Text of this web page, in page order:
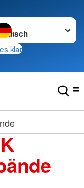
wechseln zu
klar